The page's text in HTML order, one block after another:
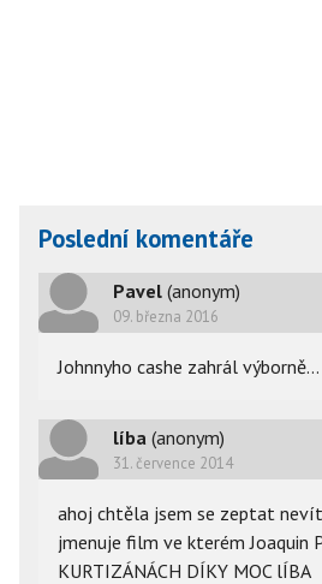
Poslední komentáře
Pavel (anonym)
09. března 2016
Johnnyho cashe zahrál výborně...
líba (anonym)
31. července 2014
ahoj chtěla jsem se zeptat
jmenuje film ve kterém Joaquin
KURTIZÁNÁCH DÍKY MOC lÍBA